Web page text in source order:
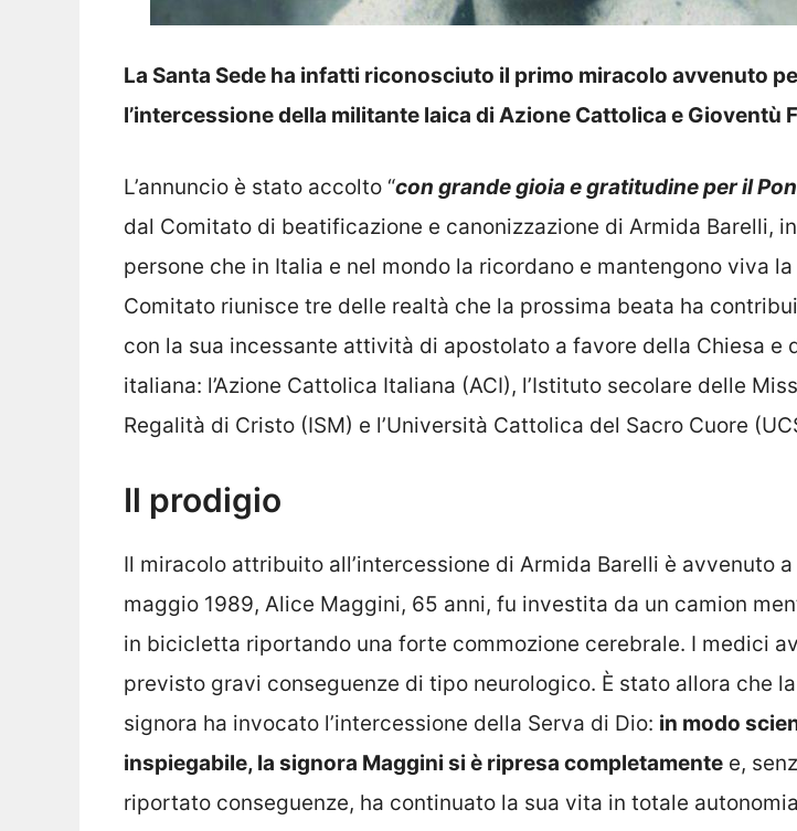
La Santa Sede ha infatti riconosciuto il primo miracolo avvenuto
l’intercessione della militante laica di Azione Cattolica e Gioventù
L’annuncio è stato accolto “con grande gioia e gratitudine per il
dal Comitato di beatificazione e canonizzazione di Armida Barelli,
persone che in Italia e nel mondo la ricordano e mantengono viva
Comitato riunisce tre delle realtà che la prossima beata ha
con la sua incessante attività di apostolato a favore della Chiesa e
italiana: l’Azione Cattolica Italiana (ACI), l’Istituto secolare delle
Regalità di Cristo (ISM) e l’Università Cattolica del Sacro Cuore
Il prodigio
Il miracolo attribuito all’intercessione di Armida Barelli è avvenuto a
maggio 1989, Alice Maggini, 65 anni, fu investita da un camion
in bicicletta riportando una forte commozione cerebrale. I medici
previsto gravi conseguenze di tipo neurologico. È stato allora che
signora ha invocato l’intercessione della Serva di Dio: in modo
inspiegabile, la signora Maggini si è ripresa completamente e,
riportato conseguenze, ha continuato la sua vita in totale